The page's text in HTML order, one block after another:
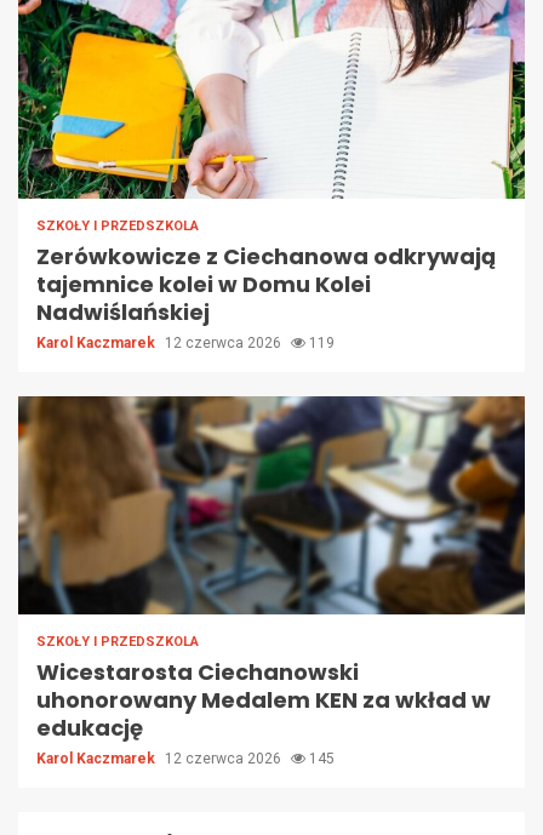
SZKOŁY I PRZEDSZKOLA
Zerówkowicze z Ciechanowa odkrywają
tajemnice kolei w Domu Kolei
Nadwiślańskiej
Karol Kaczmarek 12 czerwca 2026 119
SZKOŁY I PRZEDSZKOLA
Wicestarosta Ciechanowski
uhonorowany Medalem KEN za wkład w
edukację
Karol Kaczmarek 12 czerwca 2026 145